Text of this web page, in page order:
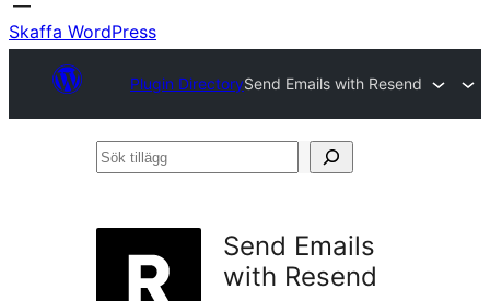
Skaffa WordPress
Plugin DirectorySend Emails with Resend
Sök
Send Emails
with Resend